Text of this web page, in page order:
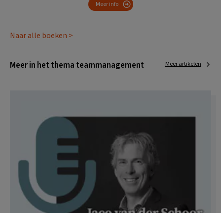
Meer info
Naar alle boeken >
Meer in het thema teammanagement Meer artikelen